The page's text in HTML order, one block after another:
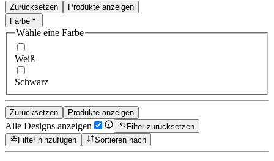
Zurücksetzen
Produkte anzeigen
Farbe
Wähle eine Farbe
Weiß
Schwarz
Zurücksetzen Produkte anzeigen
Alle Designs anzeigen
Filter zurücksetzen
Filter hinzufügen
Sortieren nach